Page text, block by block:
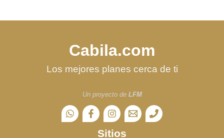
Cabila.com
Los mejores planes cerca de ti
Un proyecto de LFM
Sitios